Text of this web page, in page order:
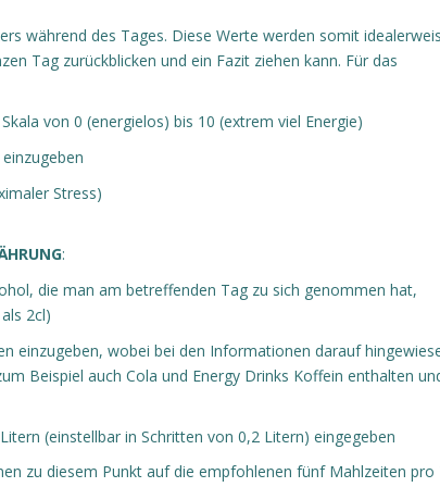
während des Tages. Diese Werte werden somit
Tag zurückblicken und ein Fazit ziehen kann. Für das
von 0 (energielos) bis 10 (extrem viel Energie)
Stress)
:
die man am betreffenden Tag zu sich genommen hat,
2cl)
einzugeben, wobei bei den Informationen darauf
Beispiel auch Cola und Energy Drinks Koffein enthalten
(einstellbar in Schritten von 0,2 Litern) eingegeben
zu diesem Punkt auf die empfohlenen fünf Mahlzeiten pro